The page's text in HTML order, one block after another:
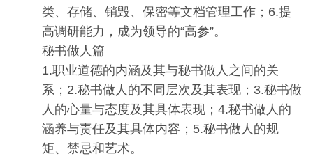
类、存储、销毁、保密等文档管理工作；6.提
高调研能力，成为领导的“高参”。
秘书做人篇
1.职业道德的内涵及其与秘书做人之间的关
系；2.秘书做人的不同层次及其表现；3.秘书做
人的心量与态度及其具体表现；4.秘书做人的
涵养与责任及其具体内容；5.秘书做人的规
矩、禁忌和艺术。